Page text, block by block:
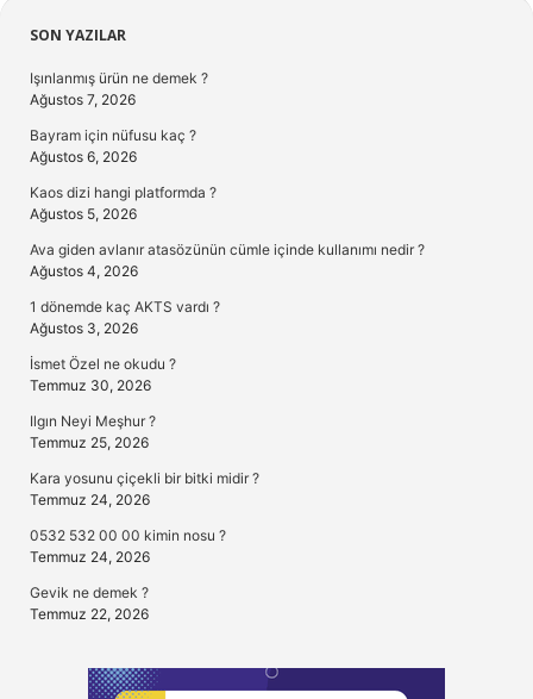
Sidebar
SON YAZILAR
Işınlanmış ürün ne demek ?
Ağustos 7, 2026
Bayram için nüfusu kaç ?
Ağustos 6, 2026
Kaos dizi hangi platformda ?
Ağustos 5, 2026
Ava giden avlanır atasözünün cümle içinde kullanımı nedir ?
Ağustos 4, 2026
1 dönemde kaç AKTS vardı ?
Ağustos 3, 2026
İsmet Özel ne okudu ?
Temmuz 30, 2026
Ilgın Neyi Meşhur ?
Temmuz 25, 2026
Kara yosunu çiçekli bir bitki midir ?
Temmuz 24, 2026
0532 532 00 00 kimin nosu ?
Temmuz 24, 2026
Gevik ne demek ?
Temmuz 22, 2026